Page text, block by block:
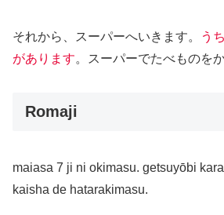
それから、スーパーへいきます。
う
があります。スーパーでたべものを
Romaji
maiasa 7 ji ni okimasu. getsuyōbi
kaisha de hatarakimasu.